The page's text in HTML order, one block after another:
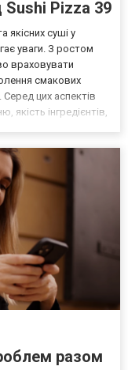
Sushi Pizza 39
якісних суші у
уваги. З ростом
враховувати
смакових
Серед цих аспектів
якість інгредієнтів,
разом